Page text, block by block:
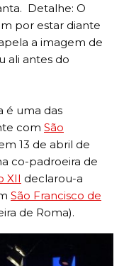
Detalhe: O
por estar diante
a imagem de
ali antes do
é uma das
com São
13 de abril de
co-padroeira de
XII declarou-a
São Francisco de
de Roma).